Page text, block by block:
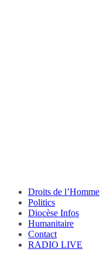
Droits de l’Homme
Politics
Diocèse Infos
Humanitaire
Contact
RADIO LIVE